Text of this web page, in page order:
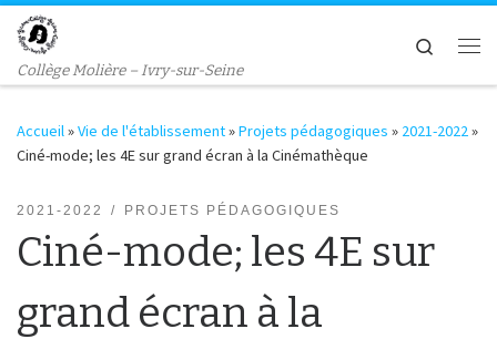
Passer au contenu
Collège Molière – Ivry-sur-Seine
Search
Accueil »Vie de l'établissement»Projets pédagogiques » 2021-2022 »
Ciné-mode; les 4E sur grand écran à la Cinémathèque
2021-2022 PROJETS PÉDAGOGIQUES
Ciné-mode; les 4E sur
grand écran à la